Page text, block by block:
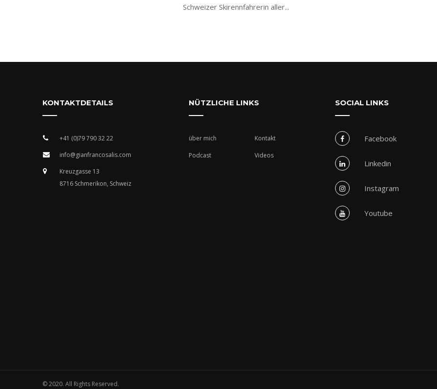
Schweizer Skirennfahrerin aller...
KONTAKTDETAILS
+41 (0)79 790 32 22
info@gianfrancosalis.com
Kreuzgasse 13
8716 Schmerikon, Schweiz
NÜTZLICHE LINKS
über mich Kontakt
Podcast Videos
SOCIAL LINKS
Facebook
Linkedin
Instagram
Youtube
© 2020. All Rights Reserved.